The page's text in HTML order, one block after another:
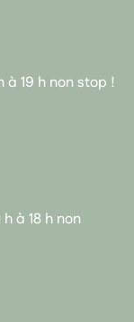
19 h non stop !
à 18 h non